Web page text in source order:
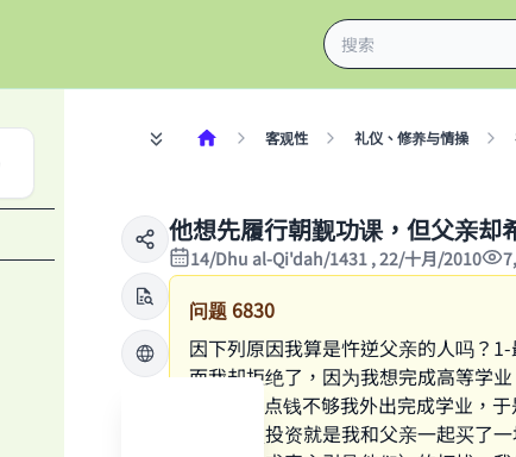
客观性 礼仪、修养与情操
他想先履行朝觐功课，但父亲却
14/Dhu al-Qi'dah/1431 , 22/十月/2010
问题 6830
因下列原因我算是忤逆父亲的人吗？
而我却拒绝了，因为我想完成高等学
的；3-这点钱不够我外出完成学业，
觐。这项投资就是我和父亲一起买了